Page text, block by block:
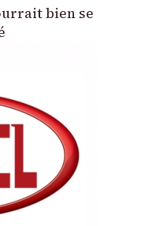
bien se